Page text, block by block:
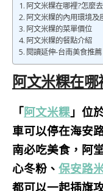
阿文米粿在哪裡?怎麼
阿文米粿的內用環境及
阿文米粿的菜單價位
阿文米粿的餐點介紹
閱讀延伸-台南美食推薦
阿文米粿在
「阿文米粿 」位
車可以停在海安
南必吃美食，阿
心冬粉、 保安路
都可以一起插旗